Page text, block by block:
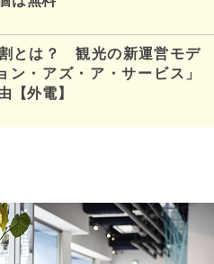
とは？ 観光の新運営モデ
ン・アズ・ア・サービス」
【外電】